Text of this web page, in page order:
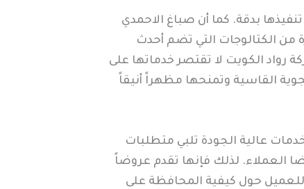
بدقة. كما أن صباغ الاحمدي
من الكتالوجات التي تضم أحدث
رواد الكويت لا تقتصر خدماتها على
القاسية وتمنحها مظهراً أنيقاً
عالية الجودة تلبي متطلبات
العملاء. لذلك فإنها تقدم عروضاً
حول كيفية المحافظة على